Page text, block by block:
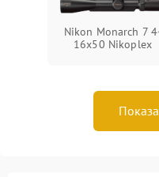
Nikon Monarch 7
16x50 Nikoplex